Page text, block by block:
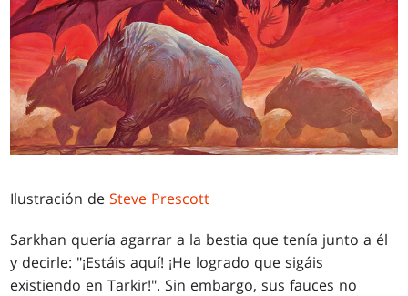
Ilustración deSteve Prescott
Sarkhan quería agarrar a la bestia que tenía junto a él
y decirle: "¡Estáis aquí! ¡He logrado que sigáis
existiendo en Tarkir!". Sin embargo, sus fauces no